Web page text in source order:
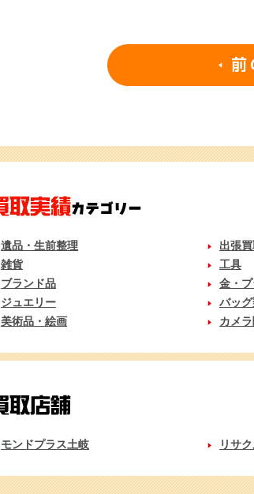
遺品・生前整理 出張
雑貨
工具
ブランド品
金・
ジュエリー
バッ
美術品・絵画
カメ
モンドプラス土岐 リサ